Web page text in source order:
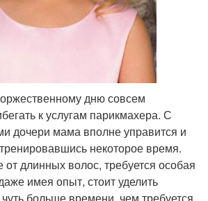
дню совсем
к услугам парикмахера. С
дочери мама вполне управится и
некоторое время.
от длинных волос, требуется особая
имея опыт, стоит уделить
чуть больше времени, чем требуется